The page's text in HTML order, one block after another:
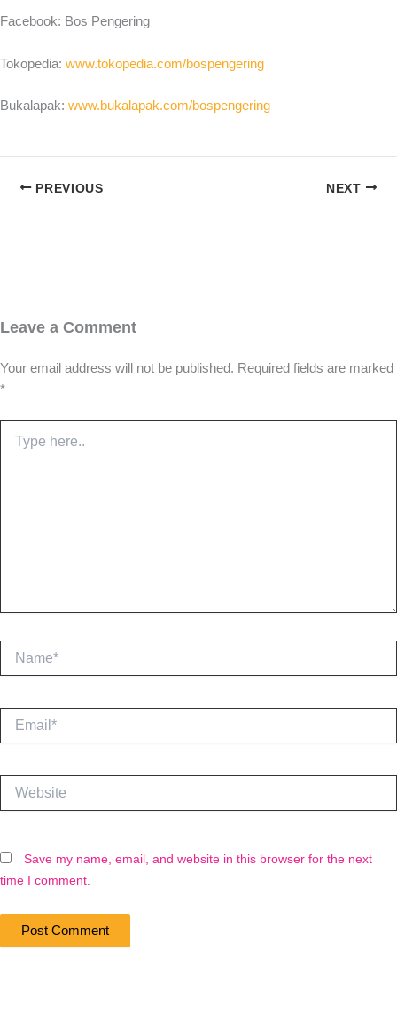
Facebook: Bos Pengering
Tokopedia: www.tokopedia.com/bospengering
Bukalapak: www.bukalapak.com/bospengering
PREVIOUS NEXT
Leave a Comment
Your email address will not be published. Required fields are marked
*
here..
Name*
Save my name, email, and website in this browser for the next
time I comment.